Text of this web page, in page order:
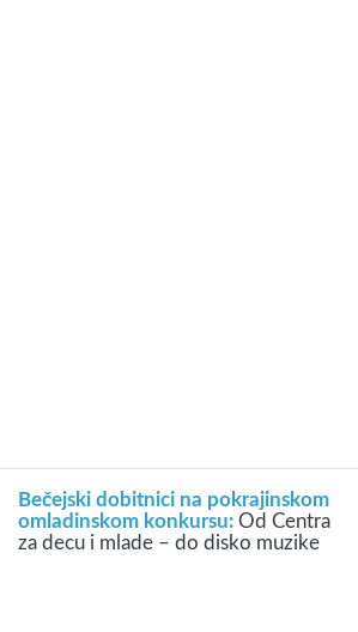
Bečejski dobitnici na pokrajinskom
omladinskom konkursu:Od Centra
za decu i mlade – do disko muzike